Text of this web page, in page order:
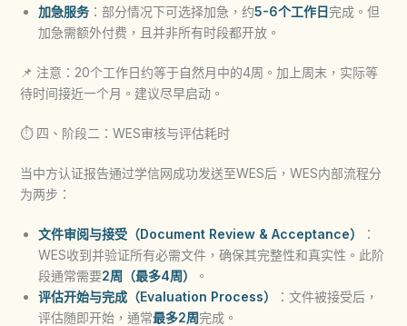
加急服务：部分情况下可选择加急，约5-6个工作日完成。但
加急需额外付费，且并非所有时段都开放。
📌 注意：20个工作日约等于自然月中的4周。加上周末，实际等
待时间接近一个月。建议尽早启动。
⏱️ 四、阶段二：WES审核与评估耗时
当中方认证报告通过学信网成功发送至WES后，WES内部流程分
为两步：
文件审阅与接受（Document Review & Acceptance）
：
WES收到并验证所有必需文件，确保其完整性和真实性。此阶
段通常需要2周（最多4周）
。
评估开始与完成（Evaluation Process）
：文件被接受后，
评估随即开始，通常最多2周完成。